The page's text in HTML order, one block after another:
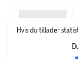
Hvis du tillader